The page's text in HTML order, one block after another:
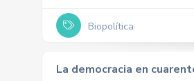
Biopolítica
La democracia en